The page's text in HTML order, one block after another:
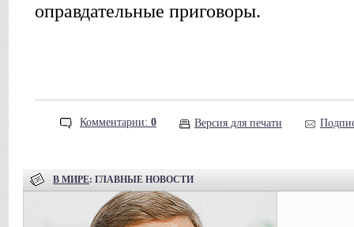
оправдательные приговоры.
Комментарии: 0 Версия для печати
В МИРЕ: ГЛАВНЫЕ НОВОСТИ